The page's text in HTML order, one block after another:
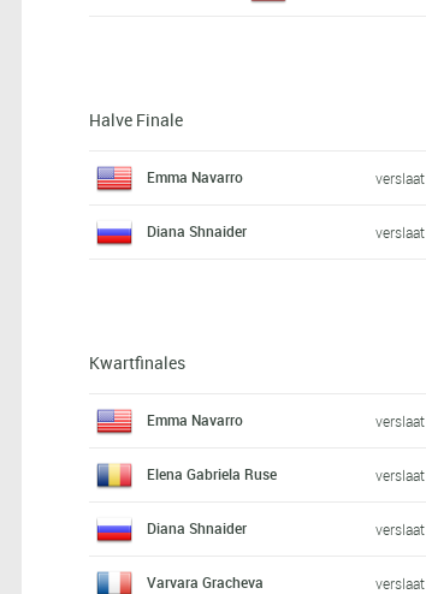
Halve Finale
Emma Navarro verslaat
Diana Shnaider verslaat
Kwartfinales
Emma Navarro verslaat
Elena Gabriela Ruse verslaat
Diana Shnaider verslaat
Varvara Gracheva verslaat